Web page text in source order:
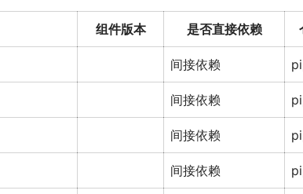
组件版本 是否直接依赖
间接依赖
间接依赖
间接依赖
间接依赖